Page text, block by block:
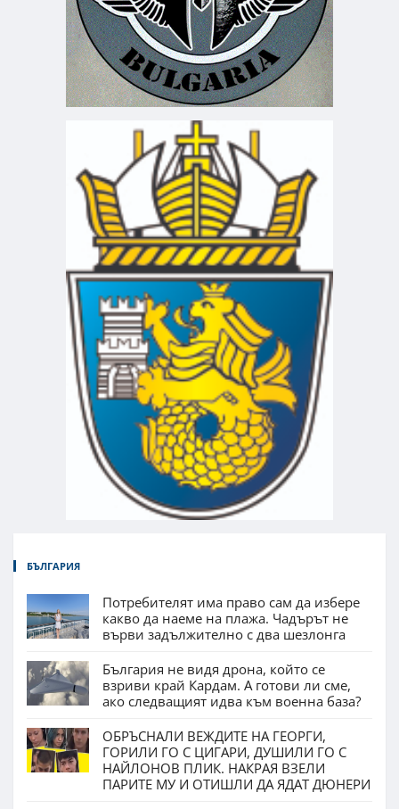
БЪЛГАРИЯ
Потребителят има право сам да избере
какво да наеме на плажа. Чадърът не
върви задължително с два шезлонга
България не видя дрона, който се
взриви край Кардам. А готови ли сме,
ако следващият идва към военна база?
ОБРЪСНАЛИ ВЕЖДИТЕ НА ГЕОРГИ,
ГОРИЛИ ГО С ЦИГАРИ, ДУШИЛИ ГО С
НАЙЛОНОВ ПЛИК. НАКРАЯ ВЗЕЛИ
ПАРИТЕ МУ И ОТИШЛИ ДА ЯДАТ ДЮНЕРИ